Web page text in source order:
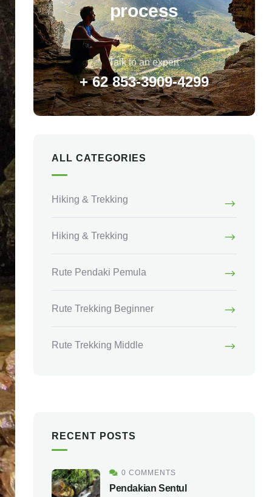
process
Talk to an expert
+ 62 853-3909-4299
ALL CATEGORIES
Hiking & Trekking
Hiking & Trekking
Rute Pendaki Pemula
Rute Trekking Beginner
Rute Trekking Middle
RECENT POSTS
0 COMMENTS
Pendakian Sentul